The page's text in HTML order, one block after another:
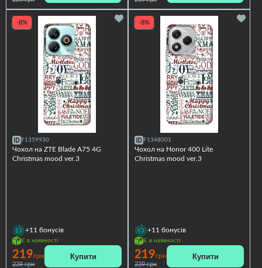
-8%
F1359930
Чохол на ZTE Blade A75 4G
Christmas mood ver.3
+11 бонусів
Є в наявності
219грн
239 грн
Купити
-8%
F1348001
Чохол на Honor 400 Lite
Christmas mood ver.3
+11 бонусів
Є в наявності
219грн
239 грн
Купити